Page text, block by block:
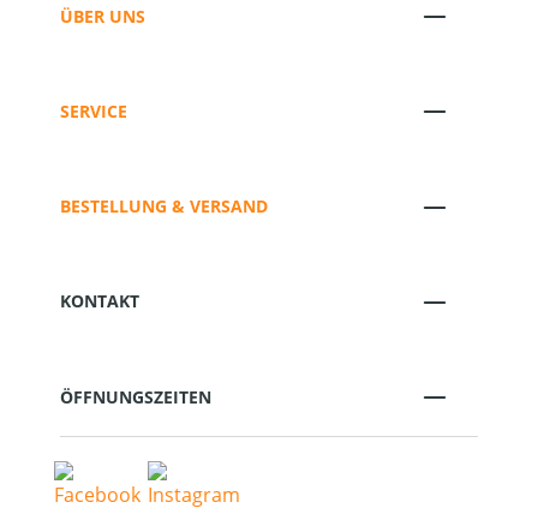
ÜBER UNS
SERVICE
BESTELLUNG & VERSAND
KONTAKT
ÖFFNUNGSZEITEN